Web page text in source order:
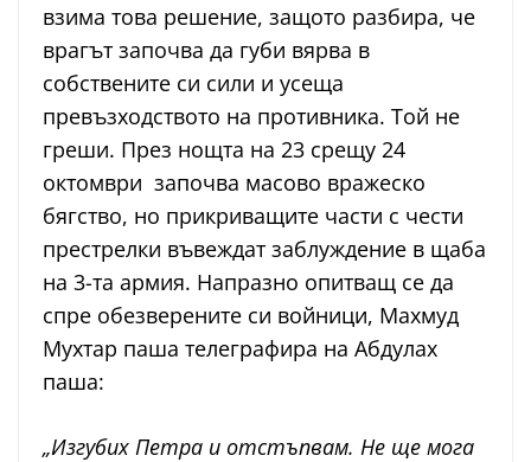
взима това решение, защото разбира, че
врагът започва да губи вярва в
собствените си сили и усеща
превъзходството на противника. Той не
греши. През нощта на 23 срещу 24
октомври започва масово вражеско
бягство, но прикриващите части с чести
престрелки въвеждат заблуждение в щаба
на 3-та армия. Напразно опитващ се да
спре обезверените си войници, Махмуд
Мухтар паша телеграфира на Абдулах
паша:
„Изгубих Петра и отстъпвам. Не ще мога